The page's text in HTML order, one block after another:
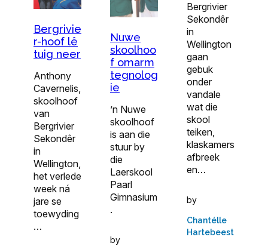
Bergrivie
r-hoof lê
tuig neer
Anthony
Cavernelis,
skoolhoof
van
Bergrivier
Sekondêr
in
Wellington,
het verlede
week ná
jare se
toewyding
…
Nuwe
skoolhoo
f omarm
tegnolog
ie
’n Nuwe
skoolhoof
is aan die
stuur by
die
Laerskool
Paarl
Gimnasium
.
by
Bergrivier
Sekondêr
in
Wellington
gaan
gebuk
onder
vandale
wat die
skool
teiken,
klaskamers
afbreek
en…
by
Chantélle
Hartebeest